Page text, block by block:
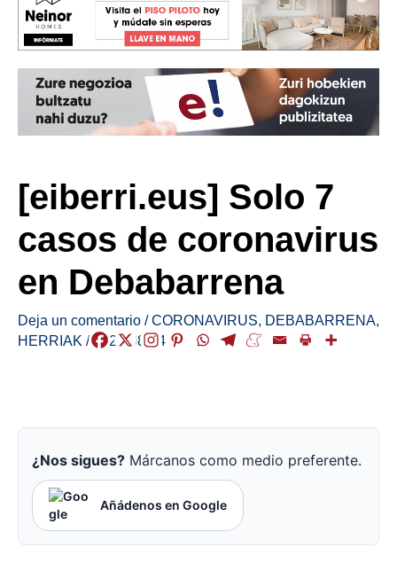
[eiberri.eus] Solo 7
casos de coronavirus
en Debabarrena
Deja un comentario /CORONAVIRUS, DEBABARRENA,
HERRIAK /2020-08-04
¿Nos sigues? Márcanos como medio preferente.
Añádenos en Google